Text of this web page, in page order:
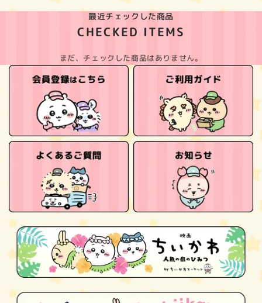
最近チェックした商品
CHECKED ITEMS
まだ、チェックした商品はありません。